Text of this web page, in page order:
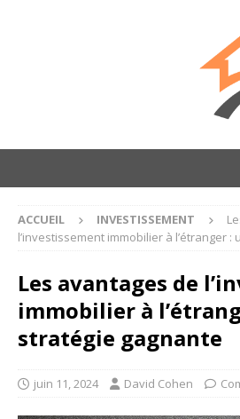
ACCUEIL INVESTISSEMENT
l’investissement immobilier à l’étranger
Les avantages de
immobilier à
stratégie gagnante
juin 11, 2024 David Cohen